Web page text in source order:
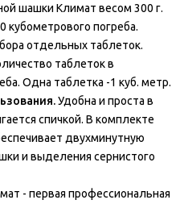
шашки Климат весом 300 г.
кубометрового погреба.
отдельных таблеток.
таблеток в
Одна таблетка -1 куб. метр.
Удобна и проста в
спичкой. В комплекте
двухминутную
и выделения сернистого
- первая профессиональная